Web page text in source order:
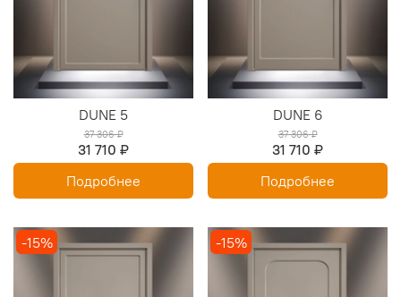
DUNE 5
37 306 ₽
31 710 ₽
Подробнее
DUNE 6
37 306 ₽
31 710 ₽
Подробнее
-15% -15%